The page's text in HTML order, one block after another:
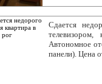
Сдается
Автономное
панели). Цена